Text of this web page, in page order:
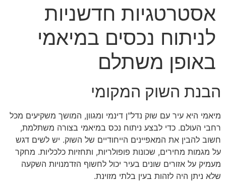
אסטרטגיות חדשניות
לניתוח נכסים במיאמי
באופן משתלם
הבנת השוק המקומי
מיאמי היא עיר עם שוק נדל"ן דינמי ומגוון, המושך משקיעים מכל
רחבי העולם. כדי לבצע ניתוח נכס במיאמי בצורה משתלמת,
חשוב להבין את המאפיינים הייחודיים של השוק. יש לשים דגש
על מגמות מחירים, שכונות פופולריות, ותחזיות כלכליות. מחקר
מעמיק על אזורים שונים בעיר יכול לחשוף הזדמנויות השקעה
שלא ניתן היה לזהות בעין בלתי מזוינת.